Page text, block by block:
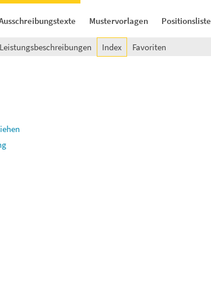
Mustervorlagen Positionsliste
Leistungsbeschreibungen Index Favoriten